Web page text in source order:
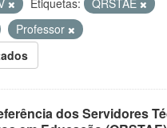
Etiquetas:
QRSTAE
Professor
dos Servidores